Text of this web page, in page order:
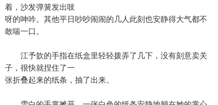
着，沙发弹簧发出吱
呀的呻吟。其他平日吵吵闹闹的几人此刻也安静得大气都不
敢喘一口。
江予歆的手指在纸盒里轻轻拨弄了几下，没有刻意卖关
子，很快就捏住了一
张折叠起来的纸条，抽了出来。